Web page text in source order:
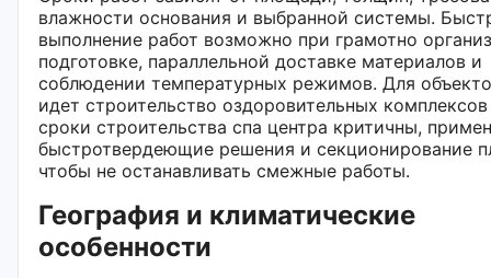
влажности основания и выбранной системы.
выполнение работ возможно при грамотно
подготовке, параллельной доставке материалов и
соблюдении температурных режимов. Для
идет строительство оздоровительных
сроки строительства спа центра критичны,
быстротвердеющие решения и секционирование
чтобы не останавливать смежные работы.
География и климатические
особенности